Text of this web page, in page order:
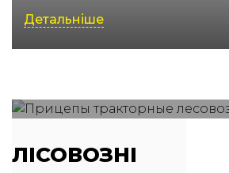
Детальніше
ЛІСОВОЗНІ